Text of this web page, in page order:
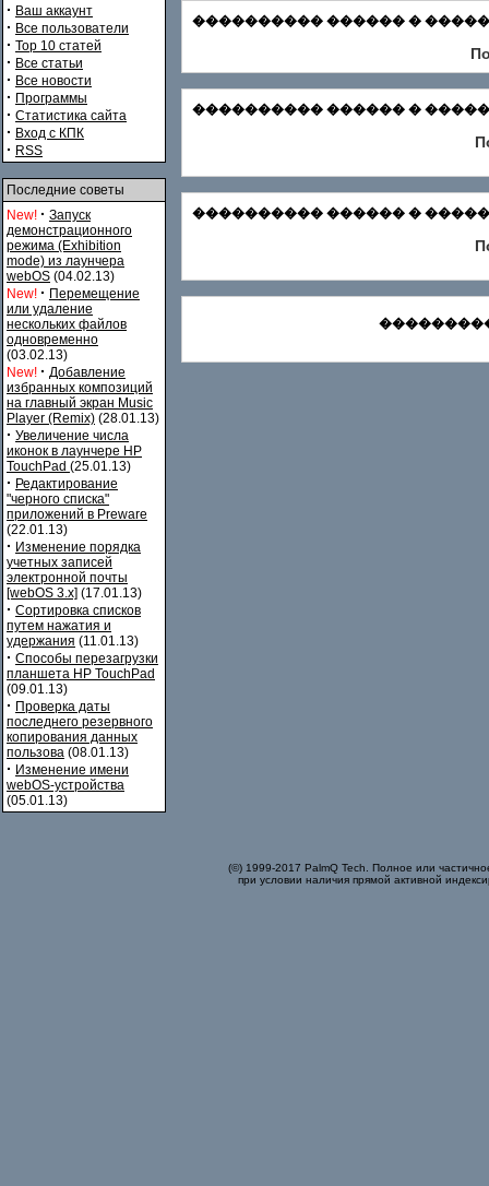
· Ваш аккаунт
· Все пользователи
· Top 10 статей
· Все статьи
· Все новости
· Программы
· Статистика сайта
· Вход с КПК
· RSS
Последние советы
New! · Запуск
демонстрационного
режима (Exhibition
mode) из лаунчера
webOS (04.02.13)
New! · Перемещение
или удаление
нескольких файлов
одновременно
(03.02.13)
New! · Добавление
избранных композиций
на главный экран Music
Player (Remix) (28.01.13)
· Увеличение числа
иконок в лаунчере HP
TouchPad (25.01.13)
· Редактирование
"черного списка"
приложений в Preware
(22.01.13)
· Изменение порядка
учетных записей
электронной почты
[webOS 3.x] (17.01.13)
· Сортировка списков
путем нажатия и
удержания (11.01.13)
· Способы перезагрузки
планшета HP TouchPad
(09.01.13)
· Проверка даты
последнего резервного
копирования данных
пользова (08.01.13)
· Изменение имени
webOS-устройства
(05.01.13)
���������� ������ � �������
���������� ������ � �������
���������� ������ �
(©) 1999-2017 PalmQ Tech. Полное или
при условии наличия прямой активной